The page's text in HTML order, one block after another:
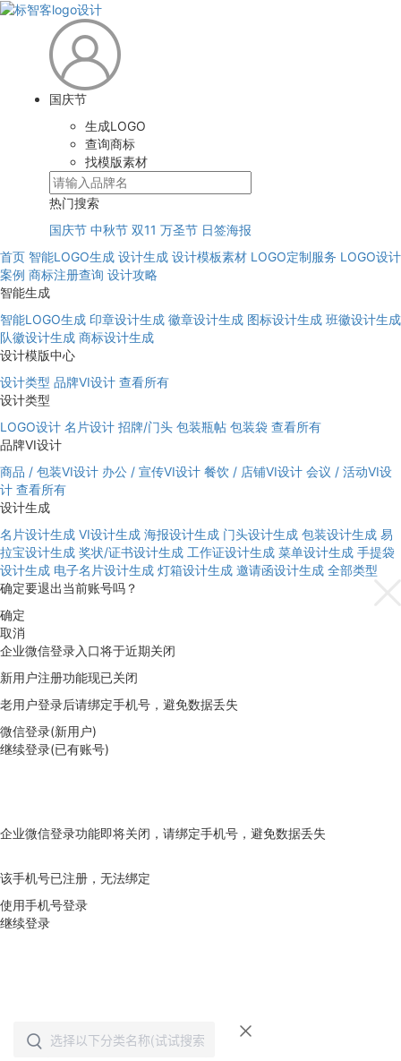
国庆节
生成LOGO
查询商标
找模版素材
热门搜索
国庆节 中秋节 双11 万圣节 日签海报
首页 智能LOGO生成 设计生成 设计模板素材 LOGO定制服务 LOGO设计
案例 商标注册查询 设计攻略
智能生成
智能LOGO生成 印章设计生成 徽章设计生成 图标设计生成 班徽设计生成
队徽设计生成 商标设计生成
设计模版中心
设计类型 品牌VI设计 查看所有
设计类型
LOGO设计 名片设计 招牌/门头 包装瓶帖 包装袋 查看所有
品牌VI设计
商品 / 包装VI设计 办公 / 宣传VI设计 餐饮 / 店铺VI设计 会议 / 活动VI设
计 查看所有
设计生成
名片设计生成 VI设计生成 海报设计生成 门头设计生成 包装设计生成 易
拉宝设计生成 奖状/证书设计生成 工作证设计生成 菜单设计生成 手提袋
设计生成 电子名片设计生成 灯箱设计生成 邀请函设计生成 全部类型
确定要退出当前账号吗？
确定
取消
企业微信登录入口将于近期关闭
新用户注册功能现已关闭
老用户登录后请绑定手机号，避免数据丢失
微信登录(新用户)
继续登录(已有账号)
企业微信登录功能即将关闭，请绑定手机号，避免数据丢失
该手机号已注册，无法绑定
使用手机号登录
继续登录